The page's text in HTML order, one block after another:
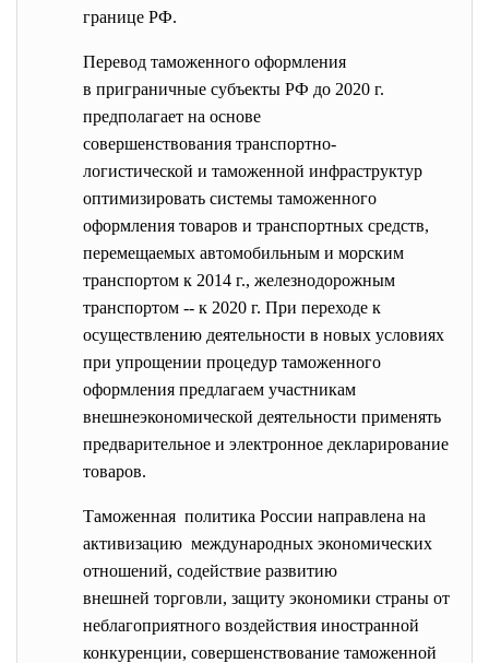
границе РФ.
Перевод таможенного оформления
в приграничные субъекты РФ до 2020 г.
предполагает на основе
совершенствования транспортно-
логистической и таможенной инфраструктур
оптимизировать системы таможенного
оформления товаров и транспортных средств,
перемещаемых автомобильным и морским
транспортом к 2014 г., железнодорожным
транспортом -- к 2020 г. При переходе к
осуществлению деятельности в новых условиях
при упрощении процедур таможенного
оформления предлагаем участникам
внешнеэкономической деятельности применять
предварительное и электронное декларирование
товаров.
Таможенная политика России направлена на
активизацию международных экономических
отношений, содействие развитию
внешней торговли, защиту экономики страны от
неблагоприятного воздействия иностранной
конкуренции, совершенствование таможенной